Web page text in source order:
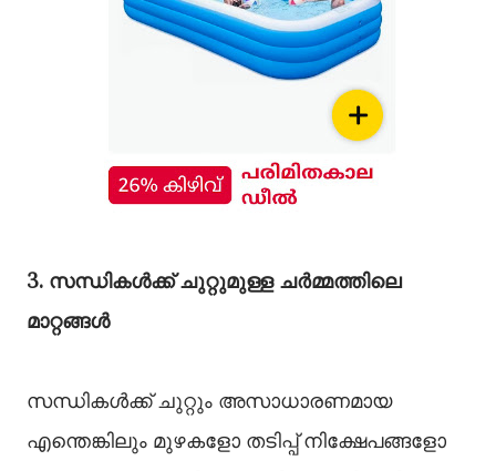
3. സന്ധികള്‍ക്ക് ചുറ്റുമുള്ള ചർമ്മത്തിലെ
മാറ്റങ്ങള്‍
സന്ധികള്‍ക്ക് ചുറ്റും അസാധാരണമായ
എന്തെങ്കിലും മുഴകളോ തടിപ്പ് നിക്ഷേപങ്ങളോ